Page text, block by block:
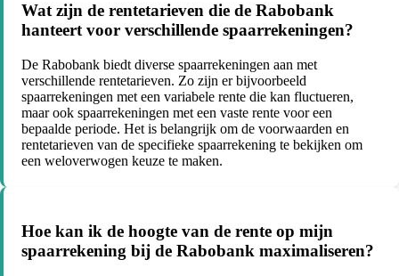
Wat zijn de rentetarieven die de Rabobank
hanteert voor verschillende spaarrekeningen?
De Rabobank biedt diverse spaarrekeningen aan met
verschillende rentetarieven. Zo zijn er bijvoorbeeld
spaarrekeningen met een variabele rente die kan fluctueren,
maar ook spaarrekeningen met een vaste rente voor een
bepaalde periode. Het is belangrijk om de voorwaarden en
rentetarieven van de specifieke spaarrekening te bekijken om
een weloverwogen keuze te maken.
Hoe kan ik de hoogte van de rente op mijn
spaarrekening bij de Rabobank maximaliseren?